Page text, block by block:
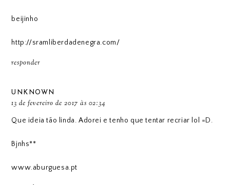
beijinho
http://sramliberdadenegra.com/
responder
UNKNOWN
13 de fevereiro de 2017 às 02:34
Que ideia tão linda. Adorei e tenho que tentar recriar lol =D.
Bjnhs**
www.aburguesa.pt